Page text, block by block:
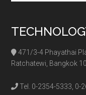
471/3-4 Phayathai
Ratchatewi, Bangkok
Tel. 0-2354-5333, 0-